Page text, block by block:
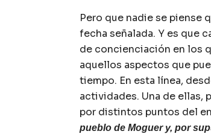
Pero que nadie se piense
fecha señalada. Y es que
de concienciación en los
aquellos aspectos que
tiempo. En esta línea,
actividades. Una de ellas,
por distintos puntos del
pueblo de Moguer y, por